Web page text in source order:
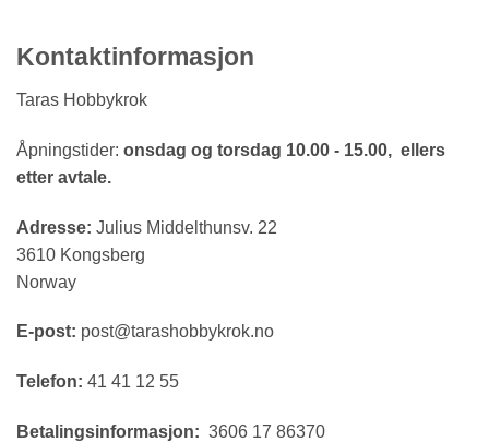
Kontaktinformasjon
Taras Hobbykrok
Åpningstider: onsdag og torsdag 10.00 - 15.00, ellers
etter avtale.
Adresse: Julius Middelthunsv. 22
3610 Kongsberg
Norway
E-post: post@tarashobbykrok.no
Telefon: 41 41 12 55
Betalingsinformasjon: 3606 17 86370